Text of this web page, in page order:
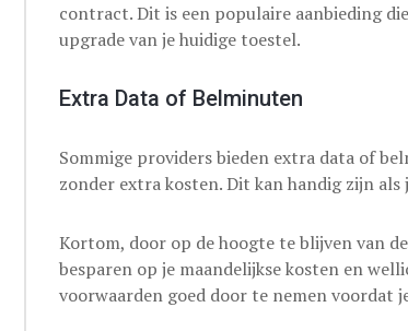
contract. Dit is een populaire aanbieding
upgrade van je huidige toestel.
Extra Data of Belminuten
Sommige providers bieden extra data of
zonder extra kosten. Dit kan handig zijn
Kortom, door op de hoogte te blijven van
besparen op je maandelijkse kosten en
voorwaarden goed door te nemen voordat